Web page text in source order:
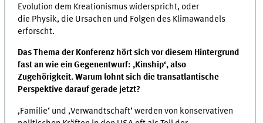
Evolution dem Kreationismus widerspricht, oder
die Physik, die Ursachen und Folgen des Klimawandels
erforscht.
Das Thema der Konferenz hört sich vor diesem Hintergrund
fast an wie ein Gegenentwurf: ,Kinship‘, also
Zugehörigkeit. Warum lohnt sich die transatlantische
Perspektive darauf gerade jetzt?
‚Familie‘ und ,Verwandtschaft‘ werden von konservativen